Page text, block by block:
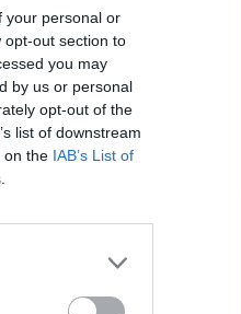
your personal or
opt-out section to
you may
by us or personal
opt-out of the
list of downstream
on the IAB’s List of
PLUS